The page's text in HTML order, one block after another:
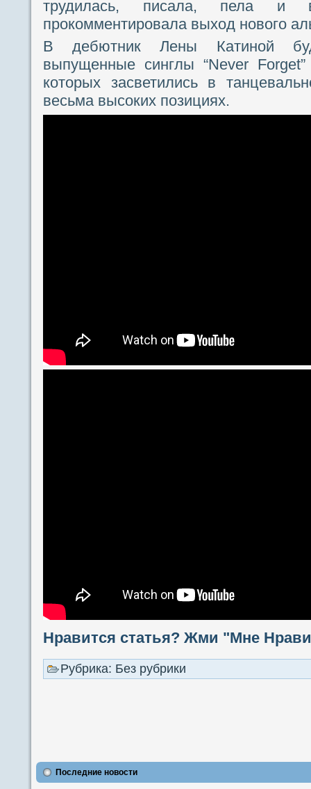
трудилась, писала, пела
прокомментировала выход нового
В дебютник Лены Катиной
выпущенные синглы “Never
которых засветились в
весьма высоких позициях.
Нравится статья? Жми "Мне
Рубрика: Без рубрики
Последние новости